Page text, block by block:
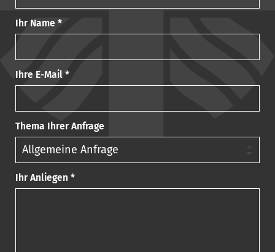
Ihr Name *
Ihre E-Mail *
Thema Ihrer Anfrage
Ihr Anliegen *